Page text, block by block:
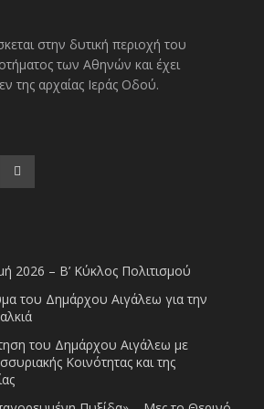
στην δυτική περιοχή του
των Αθηνών και έχει
της αρχαίας Ιεράς Οδού.
2026 – Β’ Κύκλος Πολιτισμού
του Δημάρχου Αιγάλεω για την
του Δημάρχου Αιγάλεω με
Κοινότητας και της